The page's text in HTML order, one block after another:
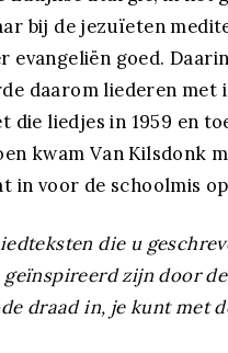
bij de jezuïeten
evangeliën goed.
daarom liederen met
die liedjes in 1959 en
kwam Van Kilsdonk
in voor de schoolmis
die u
zijn door
draad in, je kunt met